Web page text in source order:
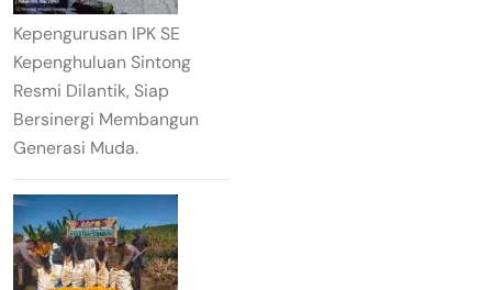
Kepengurusan IPK SE
Kepenghuluan Sintong
Resmi Dilantik, Siap
Bersinergi Membangun
Generasi Muda.